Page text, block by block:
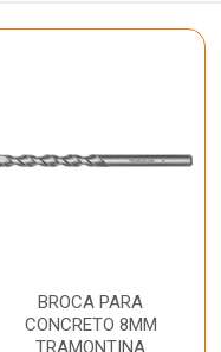
BROCA PARA
CONCRETO 8MM
TRAMONTINA